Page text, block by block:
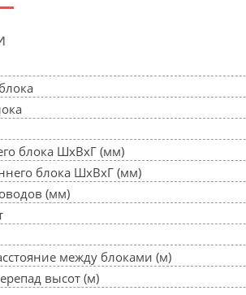
блока ШхВхГ (мм)
блока ШхВхГ (мм)
(мм)
между блоками (м)
высот (м)